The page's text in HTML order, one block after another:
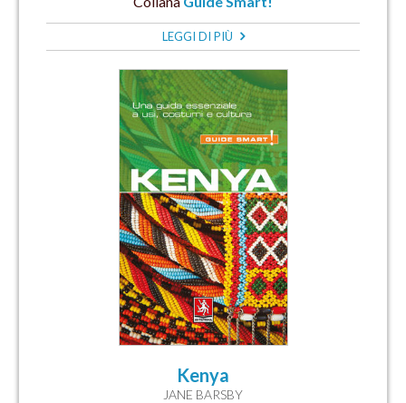
LEGGI DI PIÙ
Kenya
JANE BARSBY